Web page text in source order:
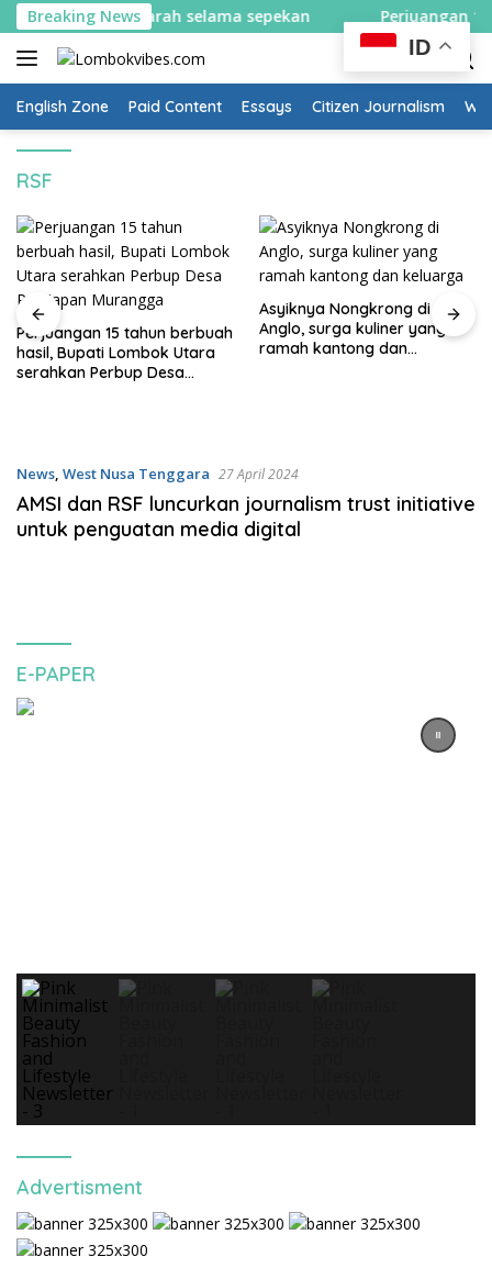
Skip
to
content
Breaking News
sistem satu arah selama sepekan Perjuangan 15
English Zone Paid Content Essays Citizen Journalism
RSF
Perjuangan 15 tahun berbuah
hasil, Bupati Lombok Utara
serahkan Perbup Desa
Asyiknya Nongkrong di
Anglo, surga kuliner yang
ramah kantong dan
News, West Nusa Tenggara 27 April 2024
AMSI dan RSF luncurkan journalism trust initiative
untuk penguatan media digital
E-PAPER
Advertisment
ID